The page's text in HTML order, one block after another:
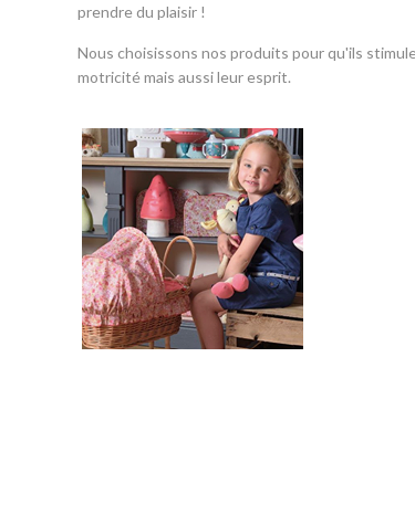
prendre du plaisir !
Nous choisissons nos produits pour qu'ils
motricité mais aussi leur esprit.